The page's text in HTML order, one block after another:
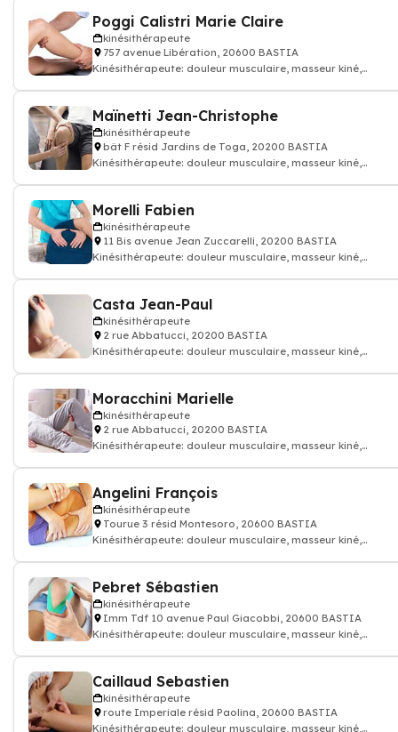
Poggi Calistri Marie Claire
kinésithérapeute
757 avenue Libération, 20600 BASTIA
Kinésithérapeute: douleur musculaire, masseur kiné,
Maïnetti Jean-Christophe
kinésithérapeute
bât F résid Jardins de Toga, 20200 BASTIA
Kinésithérapeute: douleur musculaire, masseur kiné,
Morelli Fabien
kinésithérapeute
11 Bis avenue Jean Zuccarelli, 20200 BASTIA
Kinésithérapeute: douleur musculaire, masseur kiné,
Casta Jean-Paul
kinésithérapeute
2 rue Abbatucci, 20200 BASTIA
Kinésithérapeute: douleur musculaire, masseur kiné,
Moracchini Marielle
kinésithérapeute
2 rue Abbatucci, 20200 BASTIA
Kinésithérapeute: douleur musculaire, masseur kiné,
Angelini François
kinésithérapeute
Tourue 3 résid Montesoro, 20600 BASTIA
Kinésithérapeute: douleur musculaire, masseur kiné,
Pebret Sébastien
kinésithérapeute
Imm Tdf 10 avenue Paul Giacobbi, 20600 BASTIA
Kinésithérapeute: douleur musculaire, masseur kiné,
Caillaud Sebastien
kinésithérapeute
route Imperiale résid Paolina, 20600 BASTIA
Kinésithérapeute: douleur musculaire, masseur kiné,